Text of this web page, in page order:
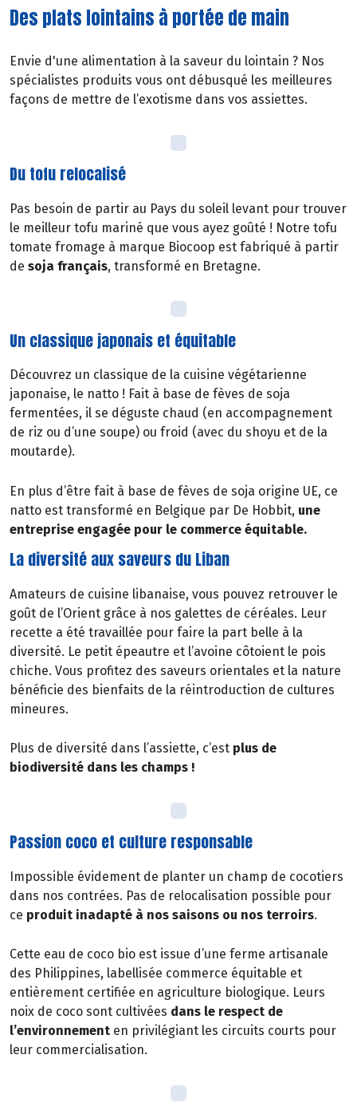
Des plats lointains à portée de main
Envie d'une alimentation à la saveur du lointain ? Nos
spécialistes produits vous ont débusqué les meilleures
façons de mettre de l’exotisme dans vos assiettes.
Du tofu relocalisé
Pas besoin de partir au Pays du soleil levant pour trouver
le meilleur tofu mariné que vous ayez goûté ! Notre tofu
tomate fromage à marque Biocoop est fabriqué à partir
de soja français, transformé en Bretagne.
Un classique japonais et équitable
Découvrez un classique de la cuisine végétarienne
japonaise, le natto ! Fait à base de fèves de soja
fermentées, il se déguste chaud (en accompagnement
de riz ou d’une soupe) ou froid (avec du shoyu et de la
moutarde).
En plus d’être fait à base de fèves de soja origine UE, ce
natto est transformé en Belgique par De Hobbit, une
entreprise engagée pour le commerce équitable.
La diversité aux saveurs du Liban
Amateurs de cuisine libanaise, vous pouvez retrouver le
goût de l’Orient grâce à nos galettes de céréales. Leur
recette a été travaillée pour faire la part belle à la
diversité. Le petit épeautre et l’avoine côtoient le pois
chiche. Vous profitez des saveurs orientales et la nature
bénéficie des bienfaits de la réintroduction de cultures
mineures.
Plus de diversité dans l’assiette, c’est plus de
biodiversité dans les champs !
Passion coco et culture responsable
Impossible évidement de planter un champ de cocotiers
dans nos contrées. Pas de relocalisation possible pour
ce produit inadapté à nos saisons ou nos terroirs.
Cette eau de coco bio est issue d’une ferme artisanale
des Philippines, labellisée commerce équitable et
entièrement certifiée en agriculture biologique. Leurs
noix de coco sont cultivées dans le respect de
l’environnement en privilégiant les circuits courts pour
leur commercialisation.